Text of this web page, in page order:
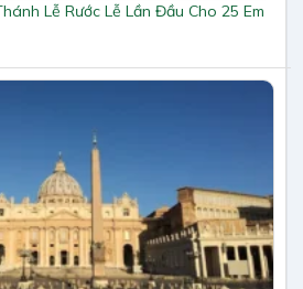
Lễ Rước Lễ Lần Đầu Cho 25 Em